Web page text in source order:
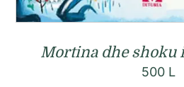
Mortina dhe shoku
500 L